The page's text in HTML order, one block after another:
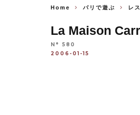
Home パリで遊ぶ レ
La Maison
N° 580
2006-01-15